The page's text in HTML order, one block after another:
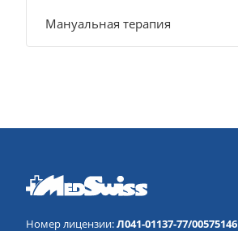
Мануальная терапия
Номер лицензии:Л041-01137-77/00575146